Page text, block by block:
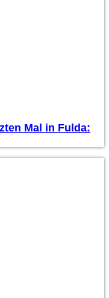
Mal in Fulda: